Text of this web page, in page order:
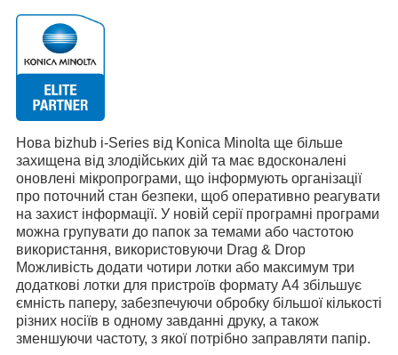
Нова bizhub i-Series від Konica Minolta ще більше
захищена від злодійських дій та має вдосконалені
оновлені мікропрограми, що інформують організації
про поточний стан безпеки, щоб оперативно реагувати
на захист інформації. У новій серії програмні програми
можна групувати до папок за темами або частотою
використання, використовуючи Drag & Drop
Можливість додати чотири лотки або максимум три
додаткові лотки для пристроїв формату А4 збільшує
ємність паперу, забезпечуючи обробку більшої кількості
різних носіїв в одному завданні друку, а також
зменшуючи частоту, з якої потрібно заправляти папір.